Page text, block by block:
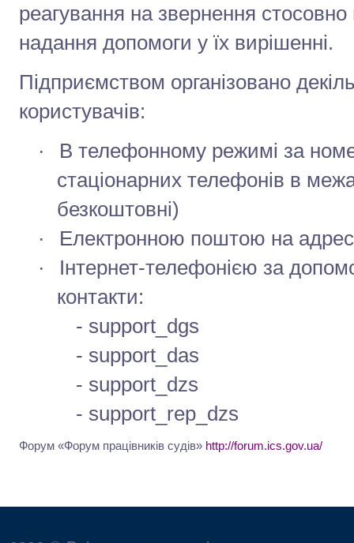
реагування на звернення
надання допомоги у їх вирішенні.
Підприємством організовано
користувачів:
·
В телефонному режимі за
стаціонарних телефонів в
безкоштовні)
·
Електронною поштою на
·
Інтернет-телефонією за
контакти:
- support_dgs
- support_das
- support_dzs
- support_rep_dzs
Форум «Форум працівників судів» http://forum.ics.gov.ua/